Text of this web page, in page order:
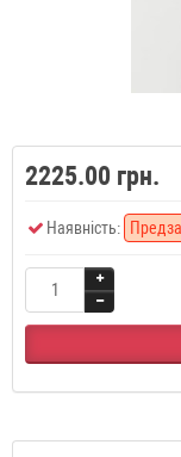
2225.00 грн.
Наявність: